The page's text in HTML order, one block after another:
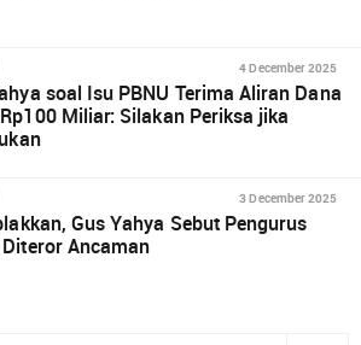
4 December 2025
soal Isu PBNU Terima Aliran Dana
Miliar: Silakan Periksa jika
3 December 2025
Gus Yahya Sebut Pengurus
Diteror Ancaman